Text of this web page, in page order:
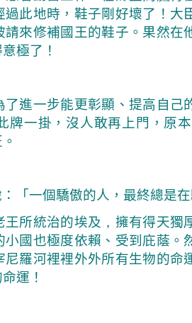
此地時，鞋子剛好壞了！大
來修補國王的鞋子。果然
極了！
了進一步能更彰顯、提高自
牌一掛，沒人敢再上門，原
「一個驕傲的人，最終總是在
王所統治的埃及 ， 擁有得天獨
國也極度依賴、受到庇蔭
尼羅河裡裡外外所有生物的命
運！